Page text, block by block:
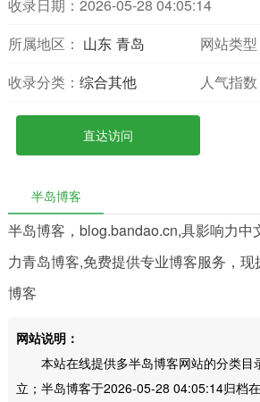
收录日期：2026-05-28 04:05:14
所属地区： 山东 青岛 网站类型
收录分类： 综合其他 人气指数
直达访问
半岛博客
半岛博客，blog.bandao.cn,具影响力中
力青岛博客,免费提供专业博客服务，
博客
网站说明：
本站在线提供多半岛博客网站的分类目
立；半岛博客于2026-05-28 04:05:14归档